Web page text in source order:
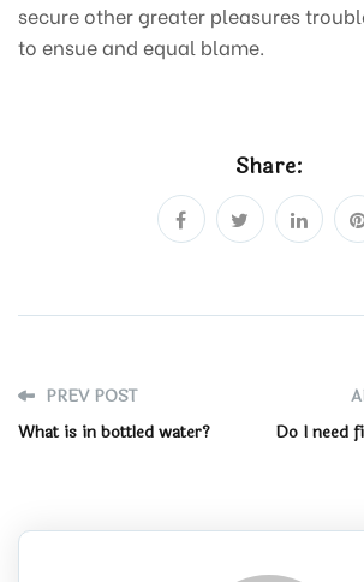
secure other greater pleasures
to ensue and equal blame.
Share:
PREV POST
What is in bottled water?
Do I need